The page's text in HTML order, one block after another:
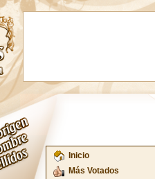
Inicio
Más Votados